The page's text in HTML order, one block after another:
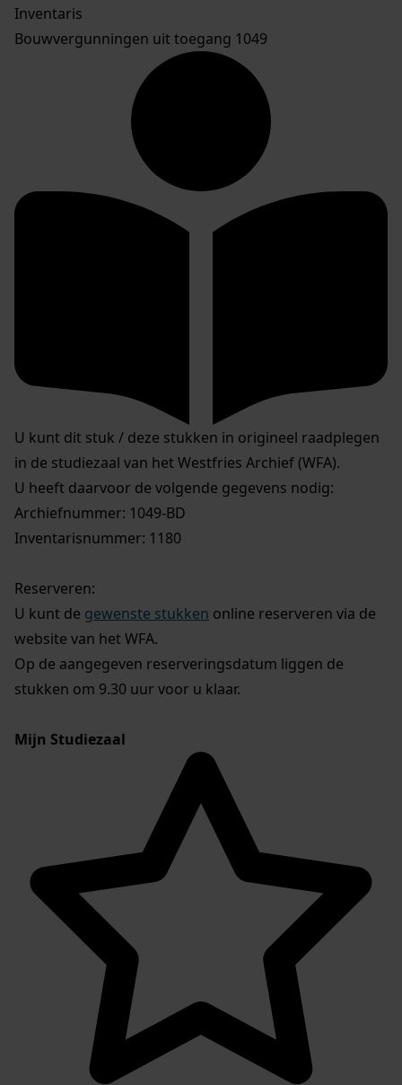
Inventaris
Bouwvergunningen uit toegang 1049
U kunt dit stuk / deze stukken in origineel raadplegen
in de studiezaal van het Westfries Archief (WFA).
U heeft daarvoor de volgende gegevens nodig:
Archiefnummer: 1049-BD
Inventarisnummer: 1180
Reserveren:
U kunt de gewenste stukken online reserveren via de
website van het WFA.
Op de aangegeven reserveringsdatum liggen de
stukken om 9.30 uur voor u klaar.
Mijn Studiezaal